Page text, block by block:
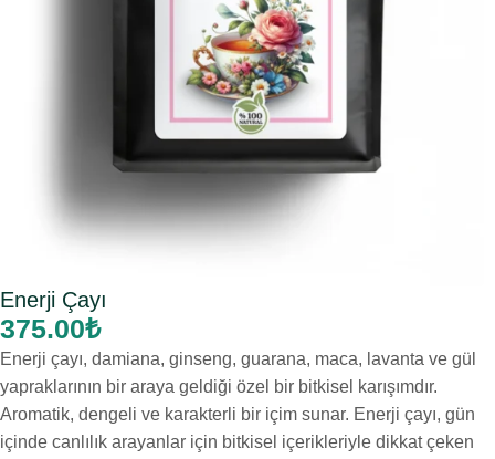
Enerji Çayı
375.00₺
Enerji çayı, damiana, ginseng, guarana, maca, lavanta ve gül
yapraklarının bir araya geldiği özel bir bitkisel karışımdır.
Aromatik, dengeli ve karakterli bir içim sunar. Enerji çayı, gün
içinde canlılık arayanlar için bitkisel içerikleriyle dikkat çeken